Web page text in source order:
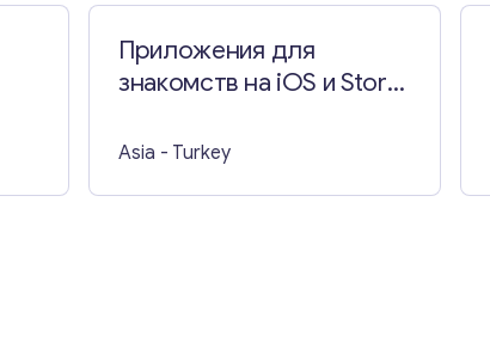
со мной
Приложения для
знакомств на iOS и Store
Asia - Turkey